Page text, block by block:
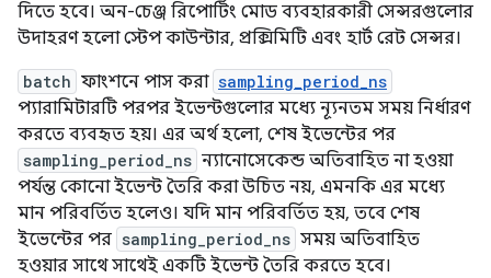
দিতে হবে। অন-চেঞ্জ রিপোর্টিং মোড ব্যবহারকারী সেন্সরগুলোর
উদাহরণ হলো স্টেপ কাউন্টার, প্রক্সিমিটি এবং হার্ট রেট সেন্সর।
batch ফাংশনে পাস করা sampling_period_ns
প্যারামিটারটি পরপর ইভেন্টগুলোর মধ্যে ন্যূনতম সময় নির্ধারণ
করতে ব্যবহৃত হয়। এর অর্থ হলো, শেষ ইভেন্টের পর
sampling_period_ns ন্যানোসেকেন্ড অতিবাহিত না হওয়া
পর্যন্ত কোনো ইভেন্ট তৈরি করা উচিত নয়, এমনকি এর মধ্যে
মান পরিবর্তিত হলেও। যদি মান পরিবর্তিত হয়, তবে শেষ
ইভেন্টের পর sampling_period_ns সময় অতিবাহিত
হওয়ার সাথে সাথেই একটি ইভেন্ট তৈরি করতে হবে।